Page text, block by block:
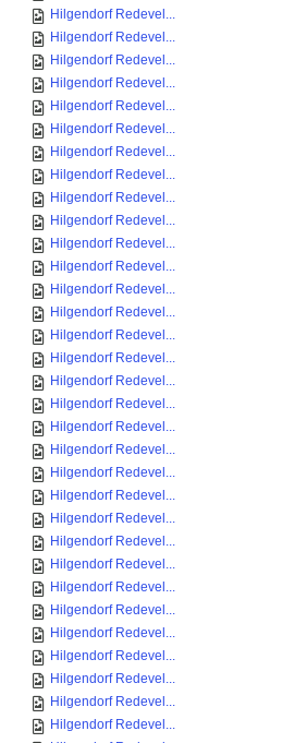
Hilgendorf Redevel...
Hilgendorf Redevel...
Hilgendorf Redevel...
Hilgendorf Redevel...
Hilgendorf Redevel...
Hilgendorf Redevel...
Hilgendorf Redevel...
Hilgendorf Redevel...
Hilgendorf Redevel...
Hilgendorf Redevel...
Hilgendorf Redevel...
Hilgendorf Redevel...
Hilgendorf Redevel...
Hilgendorf Redevel...
Hilgendorf Redevel...
Hilgendorf Redevel...
Hilgendorf Redevel...
Hilgendorf Redevel...
Hilgendorf Redevel...
Hilgendorf Redevel...
Hilgendorf Redevel...
Hilgendorf Redevel...
Hilgendorf Redevel...
Hilgendorf Redevel...
Hilgendorf Redevel...
Hilgendorf Redevel...
Hilgendorf Redevel...
Hilgendorf Redevel...
Hilgendorf Redevel...
Hilgendorf Redevel...
Hilgendorf Redevel...
Hilgendorf Redevel...